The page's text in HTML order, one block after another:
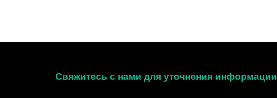
Свяжитесь с нами для уточнения информации